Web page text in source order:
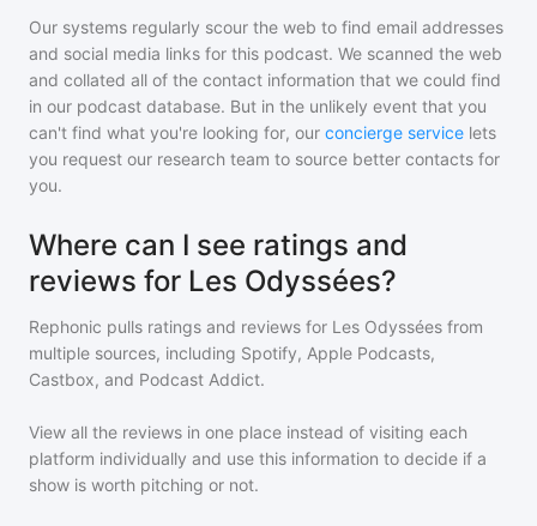
Our systems regularly scour the web to find email addresses
and social media links for this podcast. We scanned the web
and collated all of the contact information that we could find
in our podcast database. But in the unlikely event that you
can't find what you're looking for, our concierge service lets
you request our research team to source better contacts for
you.
Where can I see ratings and
reviews for Les Odyssées?
Rephonic pulls ratings and reviews for Les Odyssées from
multiple sources, including Spotify, Apple Podcasts,
Castbox, and Podcast Addict.
View all the reviews in one place instead of visiting each
platform individually and use this information to decide if a
show is worth pitching or not.